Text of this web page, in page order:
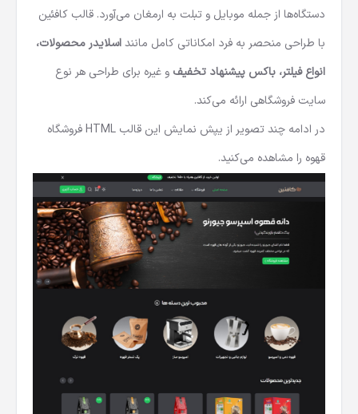
دستگاه‌ها از جمله موبایل و تبلت به ارمغان می‌آورد. قالب کافئین
با طراحی منحصر به فرد امکاناتی کامل ماننداسلایدر محصولات،
انواع فیلتر، باکس پیشنهاد تخفیف و غیره برای طراحی هر نوع
سایت فروشگاهی ارائه می‌کند.
در ادامه چند تصویر از یپش نمایش این قالب HTML فروشگاه
قهوه را مشاهده می‌کنید.